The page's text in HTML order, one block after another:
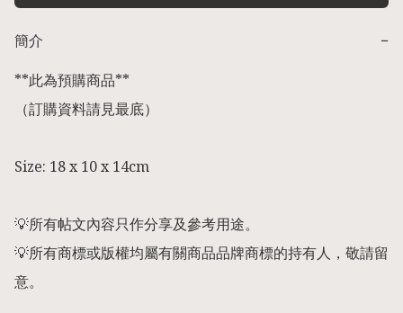
簡介
−
**此為預購商品**
（訂購資料請見最底）
Size: 18 x 10 x 14cm
💡所有帖文內容只作分享及參考用途。
💡所有商標或版權均屬有關商品品牌商標的持有人，敬請留
意。